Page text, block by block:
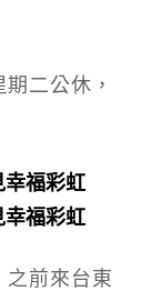
期二公休 ，
之前來台東